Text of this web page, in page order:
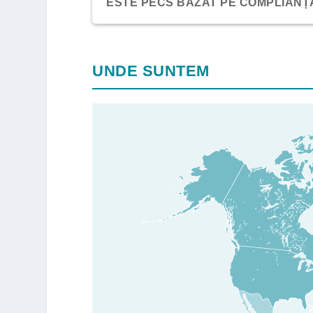
ESTE PECS BAZAT PE
UNDE SUNTEM